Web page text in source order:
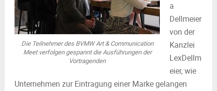
Die Teilnehmer des BVMW Art & Communication
Meet verfolgen gespannt die Ausführungen der
Vortragenden
a
Dellmeier
von der
Kanzlei
LexDellm
eier, wie
Unternehmen zur Eintragung einer Marke gelangen